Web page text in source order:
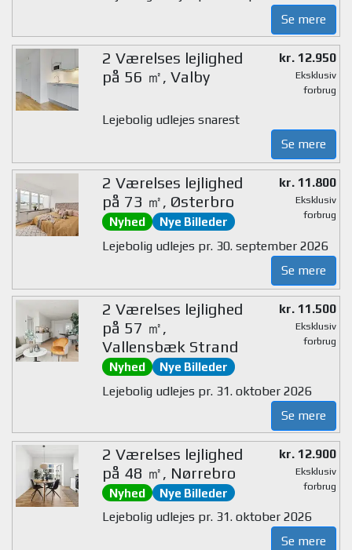
Se mere
2 Værelses lejlighed
på 56 ㎡, Valby
kr. 12.950
Eksklusiv
forbrug
Lejebolig udlejes snarest
Se mere
2 Værelses lejlighed
på 73 ㎡, Østerbro
Nyhed Nye Billeder
kr. 11.800
Eksklusiv
forbrug
Lejebolig udlejes pr. 30. september 2026
Se mere
2 Værelses lejlighed
på 57 ㎡,
Vallensbæk Strand
Nyhed Nye Billeder
kr. 11.500
Eksklusiv
forbrug
Lejebolig udlejes pr. 31. oktober 2026
Se mere
2 Værelses lejlighed
på 48 ㎡, Nørrebro
Nyhed Nye Billeder
kr. 12.900
Eksklusiv
forbrug
Lejebolig udlejes pr. 31. oktober 2026
Se mere